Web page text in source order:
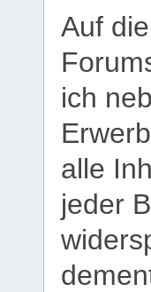
Auf
ich
alle
jeder